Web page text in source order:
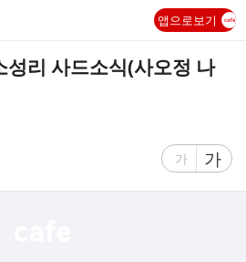
앱으로보기
성리 사드소식(사오정 나
글
가
글
자
가